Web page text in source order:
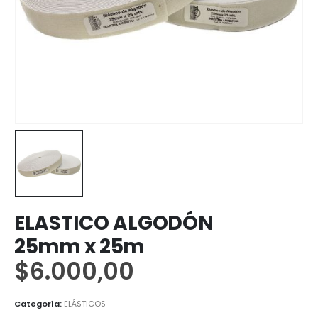
ELASTICO ALGODÓN
25mm x 25m
$6.000,00
Categoría: ELÁSTICOS